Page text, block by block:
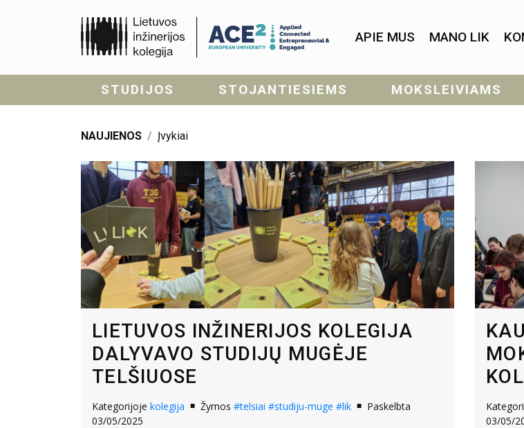
APIE MUS MANO LIK
STUDIJOS STOJANTIESIEMS MOKSLEIVIAMS
NAUJIENOS Įvykiai
LIETUVOS INŽINERIJOS KOLEGIJA
DALYVAVO STUDIJŲ MUGĖJE
TELŠIUOSE
Kategorijoje kolegija Žymos #telsiai #studiju-muge #lik
Paskelbta
03/05/2025
03/05/